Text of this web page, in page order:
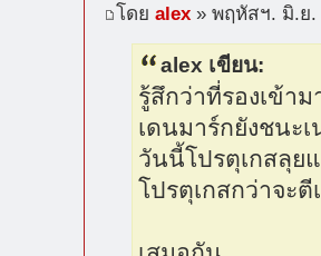
โดยalex » พฤหัสฯ. มิ.ย.
alex เขียน:
รู้สึกว่าที่รองเข้า
เดนมาร์กยังชนะ
วันนี้โปรตุเกสลุย
โปรตุเกสกว่าจะ